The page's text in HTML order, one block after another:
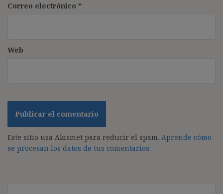
Correo electrónico *
Web
Este sitio usa Akismet para reducir el spam. Aprende cómo
se procesan los datos de tus comentarios.